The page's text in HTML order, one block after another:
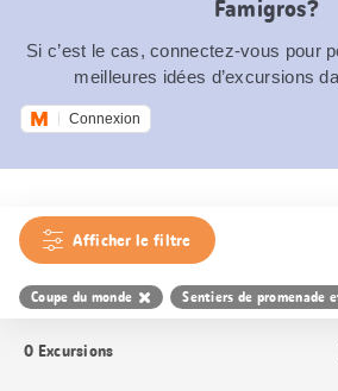
Famigros?
Si c’est le cas, connectez-vous pour
meilleures idées d’excursions
Connexion
Afficher le filtre
Coupe du monde Sentiers de promenade
0 Excursions